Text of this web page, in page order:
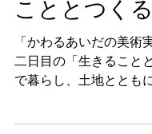
ィストの条
こととつく
「かわるあいだの美術
で暮らし、土地ととも